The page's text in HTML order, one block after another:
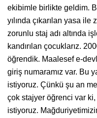
ekibimle birlikte geldim.
yılında çıkarılan yasa
zorunlu staj adı altında
kandırılan çocuklarız.
öğrendik. Maalesef e-
giriş numaramız var. Bu
istiyoruz. Çünkü şu an
çok stajyer öğrenci var ki,
istiyoruz.